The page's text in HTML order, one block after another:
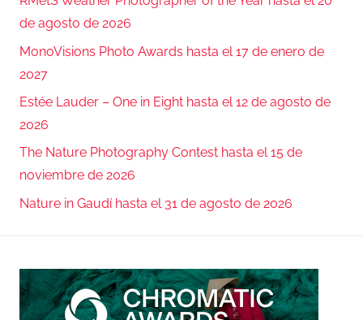
de agosto de 2026
MonoVisions Photo Awards hasta el 17 de enero de
2027
Estée Lauder – One in Eight hasta el 12 de agosto de
2026
The Nature Photography Contest hasta el 15 de
noviembre de 2026
Nature in Gaudí hasta el 31 de agosto de 2026